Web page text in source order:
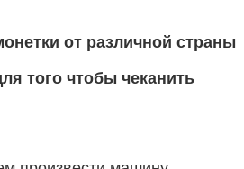
от различной страны
того чтобы чеканить